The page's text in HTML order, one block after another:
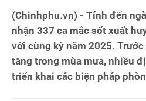
(Chinhphu.vn) - Tính đến
nhận 337 ca mắc sốt xuất
với cùng kỳ năm 2025.
tăng trong mùa mưa, nhiều
triển khai các biện pháp